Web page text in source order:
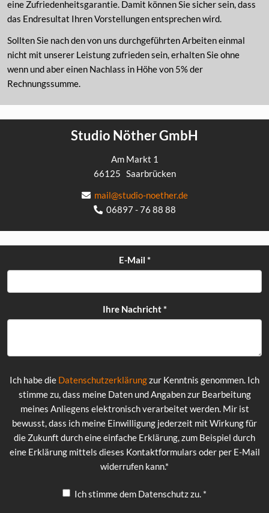
eine Zufriedenheitsgarantie. Damit können Sie sicher sein, dass
das Endresultat Ihren Vorstellungen entsprechen wird.
Sollten Sie nach den von uns durchgeführten Arbeiten einmal
nicht mit unserer Leistung zufrieden sein, erhalten Sie ohne
wenn und aber einen Nachlass in Höhe von 5% der
Rechnungssumme.
Studio Nöther GmbH
Am Markt 1
66125 Saarbrücken
mail@studio-noether.de
06897 - 76 88 88
E-Mail *
Ihre Nachricht*
Ich habe die Datenschutzerklärungzur Kenntnis genommen. Ich
stimme zu, dass meine Daten und Angaben zur Bearbeitung
meines Anliegens elektronisch verarbeitet werden. Mir ist
bewusst, dass ich meine Einwilligung jederzeit mit Wirkung für
die Zukunft durch eine einfache Erklärung, zum Beispiel durch
eine Erklärung mittels dieses Kontaktformulars oder per E-Mail
widerrufen kann.*
Ich stimme dem Datenschutz zu. *